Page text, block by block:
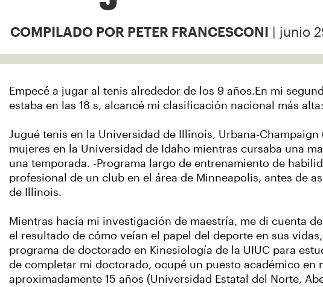
COMPILADO POR PETER FRANCESCONI | junio
Empecé a jugar al tenis alrededor de los 9 años.En mi
estaba en las 18 s, alcancé mi clasificación nacional más
Jugué tenis en la Universidad de Illinois, Urbana-
mujeres en la Universidad de Idaho mientras cursaba una
una temporada. -Programa largo de entrenamiento de
profesional de un club en el área de Minneapolis, antes de
de Illinois.
Mientras hacía mi investigación de maestría, me di cuenta
el resultado de cómo veían el papel del deporte en sus
programa de doctorado en Kinesiología de la UIUC para
de completar mi doctorado, ocupé un puesto académico
aproximadamente 15 años (Universidad Estatal del Norte,